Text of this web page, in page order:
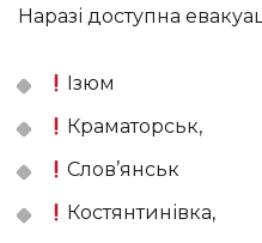
Наразі доступна
Ізюм
Краматорськ,
Слов’янськ
Костянтинівка,